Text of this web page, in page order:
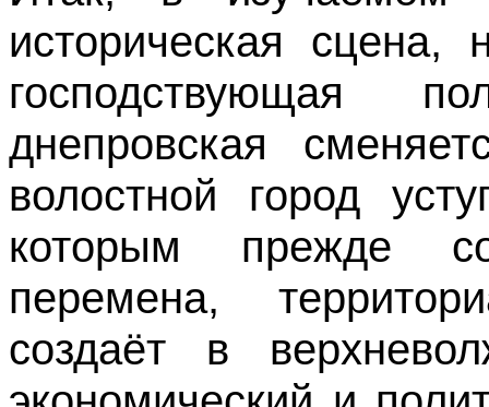
историческая сцена,
господствующая
днепровская
волостной город
которым прежде
перемена,
создаёт в